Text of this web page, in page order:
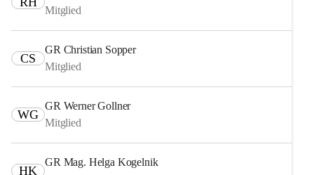
Mitglied
CS
GR Christian Sopper
Mitglied
WG
GR Werner Gollner
Mitglied
HK
GR Mag. Helga Kogelnik